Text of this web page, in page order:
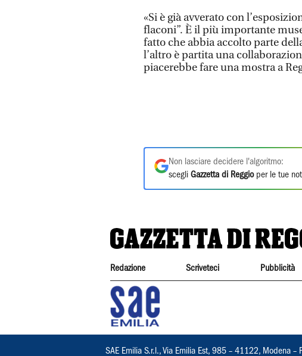
«Si è già avverato con
flaconi”. È il più importante
fatto che abbia accolto parte
l’altro è partita una
piacerebbe fare una mostra a
Non lasciare decidere l'algoritmo:
scegli Gazzetta di Reggioper le tue
Redazione Scriveteci Pubblicità
SAE Emilia S.r.l., Via Emilia Est, 985 – 41122, Modena